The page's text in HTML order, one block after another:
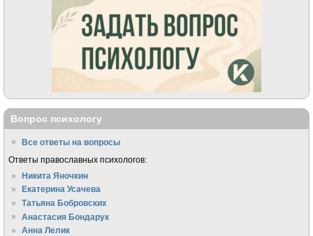
Вопрос психологу
Все ответы на вопросы
Ответы православных психологов:
Никита Яночкин
Екатерина Усачева
Татьяна Бобровских
Анастасия Бондарук
Анна Лелик